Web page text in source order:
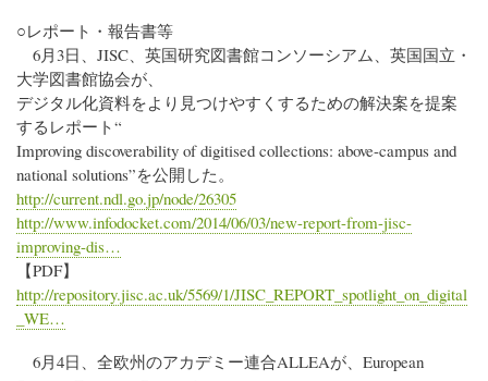
○レポート・報告書等
6月3日、JISC、英国研究図書館コンソーシアム、英国国立・
大学図書館協会が、
デジタル化資料をより見つけやすくするための解決案を提案
するレポート“
Improving discoverability of digitised collections: above-campus and
national solutions”を公開した。
http://current.ndl.go.jp/node/26305
http://www.infodocket.com/2014/06/03/new-report-from-jisc-
improving-dis…
【PDF】
http://repository.jisc.ac.uk/5569/1/JISC_REPORT_spotlight_on_digital
_WE…
6月4日、全欧州のアカデミー連合ALLEAが、European